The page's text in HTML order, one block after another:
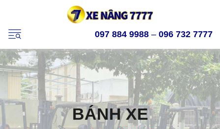
097 884 9988 – 096 732 7777
BÁNH XE